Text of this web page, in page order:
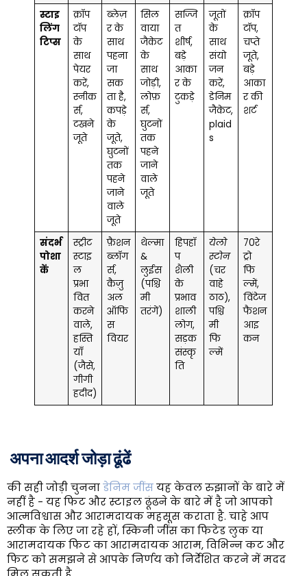
स्टाइ
लिंग
टिप्स
क्रॉप
टॉप
के
साथ
पेयर
करें,
स्नीक
र्स,
टखने
जूते
ब्लेज़
र के
साथ
पहना
जा
सक
ता है,
कपड़े
के
जूते,
घुटनों
तक
पहने
जाने
वाले
जूते
सिल
वाया
जैकेट
के
साथ
जोड़ी,
लोफ़
र्स,
घुटनों
तक
पहने
जाने
वाले
जूते
सज्जि
त
शीर्ष,
बड़े
आका
र के
टुकड़े
जूतों
के
साथ
संयो
जन
करें,
डेनिम
जैकेट,
plaid
s
क्रॉप
टॉप,
चप्ते
जूते,
बड़े
आका
र की
शर्ट
संदर्भ
पोशा
कें
स्ट्रीट
स्टाइ
ल
प्रभा
वित
करने
वाले,
हस्ति
याँ
(जैसे,
गीगी
हदीद)
फ़ैशन
ब्लॉग
र्स,
कैज़ु
अल
ऑफि
स
वियर
थेल्मा
&
लुईस
(पश्चि
मी
तरंगें)
हिपहॉ
प
शैली
के
प्रभाव
शाली
लोग,
सड़क
संस्कृ
ति
येलो
स्टोन
(चर
वाहे
ठाठ),
पश्चि
मी
फि
ल्में
70रे
ट्रो
फि
ल्में,
विंटेज
फैशन
आइ
कन
अपना आदर्श जोड़ा ढूंढें
की सही जोड़ी चुननाडेनिम जींसयह केवल रुझानों के बारे में
नहीं है - यह फिट और स्टाइल ढूंढने के बारे में है जो आपको
आत्मविश्वास और आरामदायक महसूस कराता है. चाहे आप
स्लीक के लिए जा रहे हों, स्किनी जींस का फिटेड लुक या
आरामदायक फिट का आरामदायक आराम, विभिन्न कट और
फिट को समझने से आपके निर्णय को निर्देशित करने में मदद